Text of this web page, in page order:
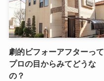
劇的ビフォーアフターって
プロの目からみてどうな
の？